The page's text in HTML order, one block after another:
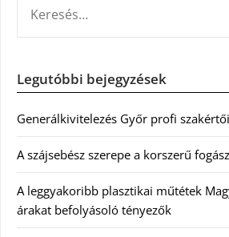
Legutóbbi bejegyzések
Generálkivitelezés Győr profi
A szájsebész szerepe a korszerű
A leggyakoribb plasztikai műtétek
árakat befolyásoló tényezők